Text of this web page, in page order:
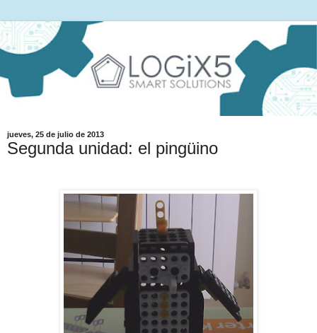
jueves, 25 de julio de 2013
Segunda unidad: el pingüino